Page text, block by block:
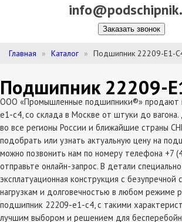
Заказать звонок
Главная Каталог Подшипник 22209-E1-
Подшипник 22209-
ООО «Промышленные подшипники®» продают
e1-c4, со склада в Москве от штуки до
во все регионы России и ближайшие страны
подобрать или узнать актуальную цену на
можно позвонить нам по номеру телефона +7
отправьте онлайн-запрос. В детали
эксплатуационная конструкция с безупречной
нагрузкам и долговечностью в любом режиме
подшипник 22209-e1-c4, с такими
лучшим выбором и решением для